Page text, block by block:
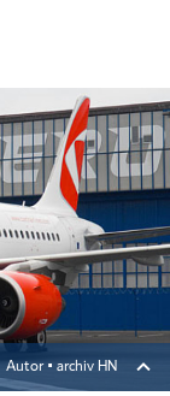
Autor ▪ archiv HN